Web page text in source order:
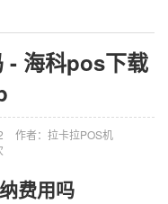
- 海科pos下载
作者：拉卡拉POS机
费用吗